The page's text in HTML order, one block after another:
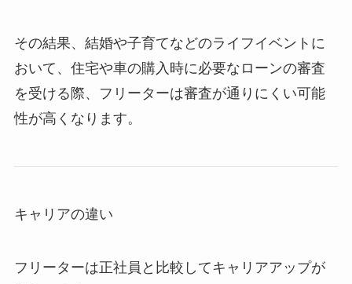
その結果、結婚や子育てなどのライフイベントに
おいて、住宅や車の購入時に必要なローンの審査
を受ける際、フリーターは審査が通りにくい可能
性が高くなります。
キャリアの違い
フリーターは正社員と比較してキャリアアップが